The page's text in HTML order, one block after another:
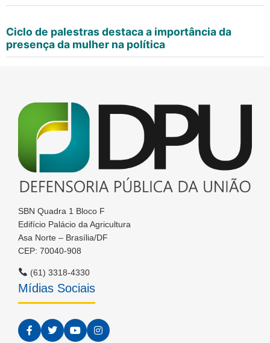
Ciclo de palestras destaca a importância da
presença da mulher na política
SBN Quadra 1 Bloco F
Edifício Palácio da Agricultura
Asa Norte – Brasília/DF
CEP: 70040-908
(61) 3318-4330
Mídias Sociais